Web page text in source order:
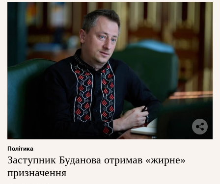
Політика
Заступник Буданова отримав «жирне»
призначення